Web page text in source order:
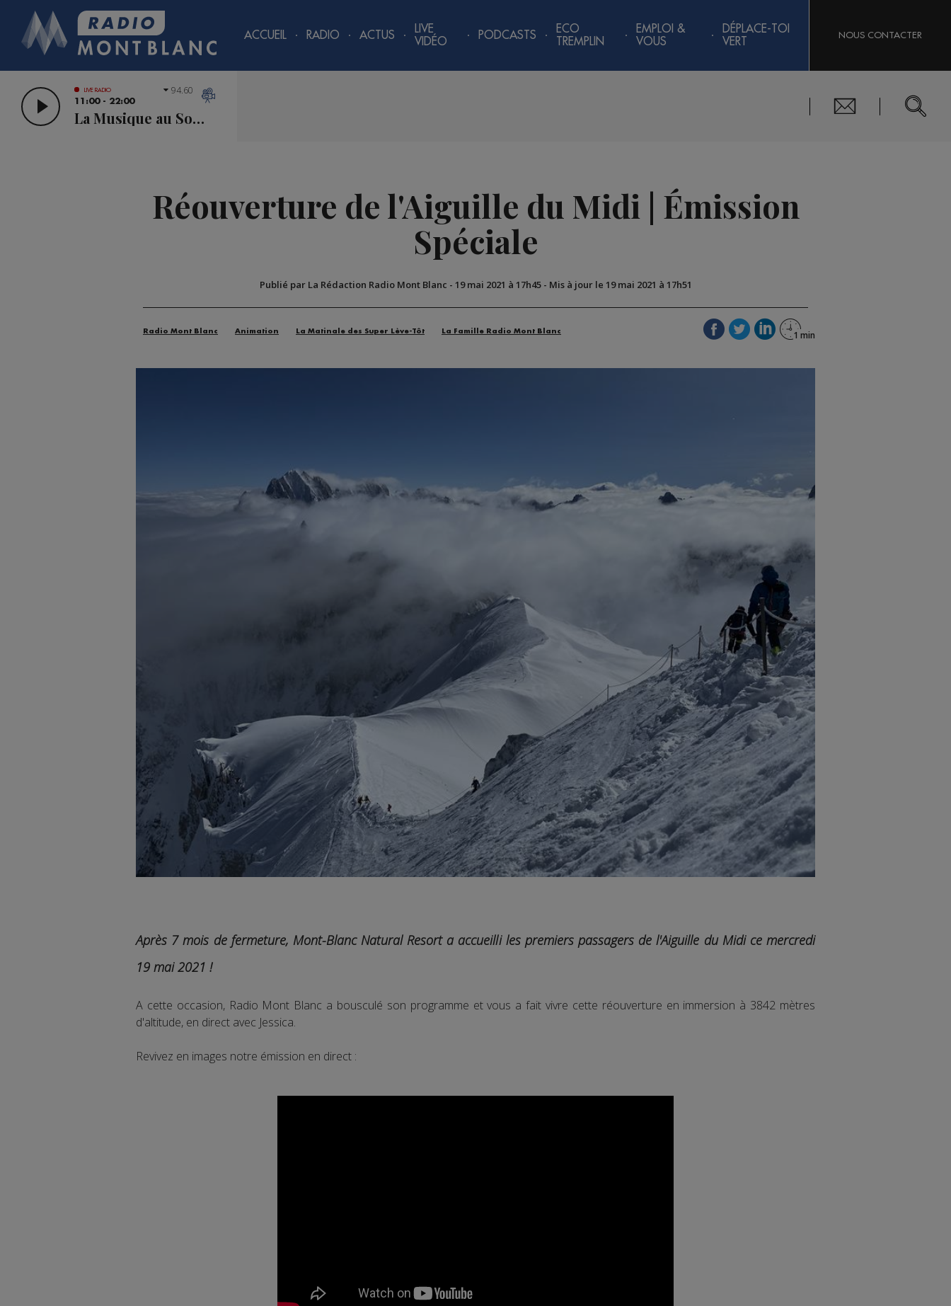
ACCUEIL RADIO ACTUS
LIVE
VIDÉO
PODCASTS
ECO
TREMPLIN
EMPLOI &
VOUS
DÉPLACE-TOI
VERT
NOUS CONTACTER
LIVE RADIO
11:00 - 22:00
La Musique au Sommet
94.60
Réouverture de l'Aiguille du Midi | Émission
Spéciale
Publié par La Rédaction Radio Mont Blanc - 19 mai 2021 à 17h45- Mis à jour le 19 mai 2021 à 17h51
Radio Mont Blanc Animation La Matinale des Super Lève-Tôt La Famille Radio Mont Blanc
Après 7 mois de fermeture, Mont-Blanc Natural Resort a accueilli les premiers passagers de l'Aiguille du Midi ce mercredi
19 mai 2021 !
A cette occasion, Radio Mont Blanc a bousculé son programme et vous a fait vivre cette réouverture en immersion à 3842 mètres
d'altitude, en direct avec Jessica.
Revivez en images notre émission en direct :